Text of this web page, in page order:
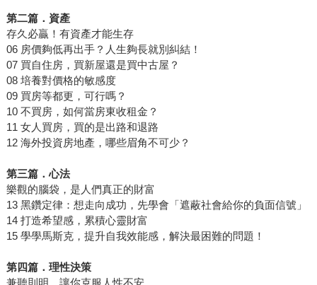
第二篇．資產
存久必贏！有資產才能生存
06 房價夠低再出手？人生夠長就別糾結！
07 買自住房，買新屋還是買中古屋？
08 培養對價格的敏感度
09 買房等都更，可行嗎？
10 不買房，如何當房東收租金？
11 女人買房，買的是出路和退路
12 海外投資房地產，哪些眉角不可少？
第三篇．心法
樂觀的腦袋，是人們真正的財富
13 黑鑽定律：想走向成功，先學會「遮蔽社會給你的負面信號」
14 打造希望感，累積心靈財富
15 學學馬斯克，提升自我效能感，解決最困難的問題！
第四篇．理性決策
兼聽則明，讓你克服人性不安